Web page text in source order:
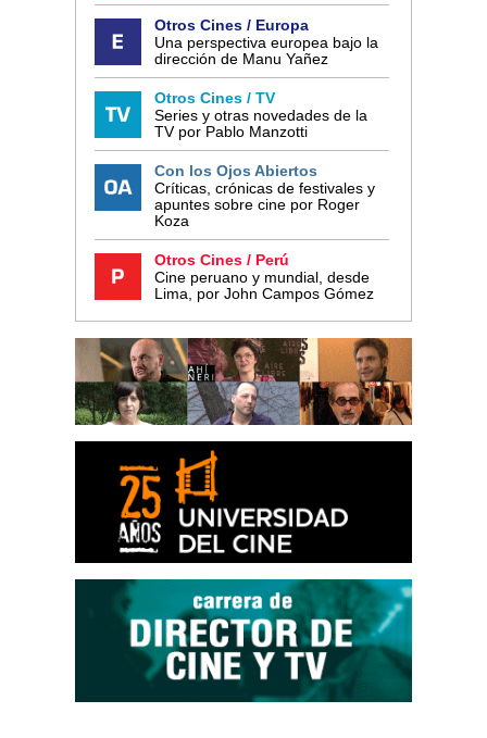
Otros Cines / Europa
Una perspectiva europea bajo la
dirección de Manu Yañez
Otros Cines / TV
Series y otras novedades de la
TV por Pablo Manzotti
Con los Ojos Abiertos
Críticas, crónicas de festivales y
apuntes sobre cine por Roger
Koza
Otros Cines / Perú
Cine peruano y mundial, desde
Lima, por John Campos Gómez